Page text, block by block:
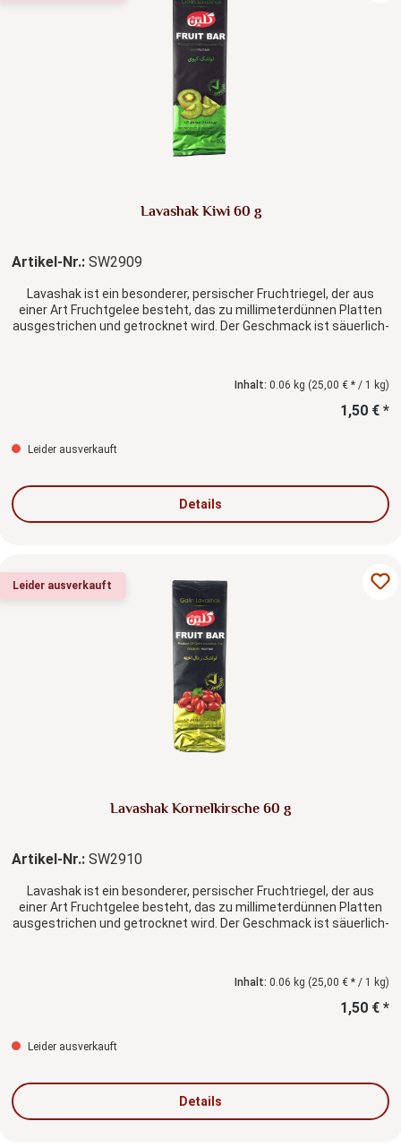
Lavashak Kiwi 60 g
Artikel-Nr.: SW2909
Lavashak ist ein besonderer, persischer Fruchtriegel, der aus
einer Art Fruchtgelee besteht, das zu millimeterdünnen Platten
ausgestrichen und getrocknet wird. Der Geschmack ist säuerlich-
Inhalt: 0.06 kg (25,00 € * / 1 kg)
1,50 € *
Leider ausverkauft
Details
Leider ausverkauft
Lavashak Kornelkirsche 60 g
Artikel-Nr.: SW2910
Lavashak ist ein besonderer, persischer Fruchtriegel, der aus
einer Art Fruchtgelee besteht, das zu millimeterdünnen Platten
ausgestrichen und getrocknet wird. Der Geschmack ist säuerlich-
Inhalt: 0.06 kg (25,00 € * / 1 kg)
1,50 € *
Leider ausverkauft
Details